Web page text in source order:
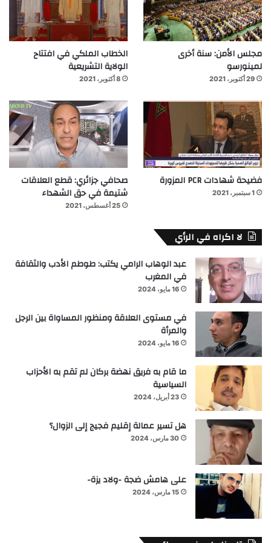
مجلس الأمن: سنة أخرى
لمينورسو
29 أكتوبر، 2021
الخطاب الملكي في افتتاح
الولاية التشريعية
8 أكتوبر، 2021
فضيحة شهادات PCR المزورة
1 سبتمبر، 2021
صحافي جزائري: قطع العلاقات
شتيمة في حق الشهداء
25 أغسطس، 2021
لا اكراه في الرأي
عبد الوهاب الرامي يكتب: طوطم الأدب والثقافة
في المغرب
16 مايو، 2024
في مستوى العلاقة ومنظور المساواة بين الرجل
والمرأة
16 مايو، 2024
ما قام به فريق نهضة بركان لم تقم به الأحزاب
السياسية
23 أبريل، 2024
هل تسير عمالة إقليم فجيج إلى الزوال؟
30 مارس، 2024
على هامش ضجة -ولاد يزة-
15 مارس، 2024